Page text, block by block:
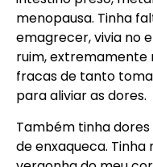
menopausa. Tinha
emagrecer, vivia no
ruim, extremamente
fracas de tanto
para aliviar as dores.
Também tinha
de enxaqueca.